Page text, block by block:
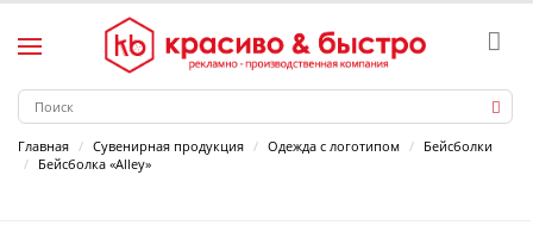
Главная Сувенирная продукция Одежда с логотипом
Бейсболки
Бейсболка «Alley»